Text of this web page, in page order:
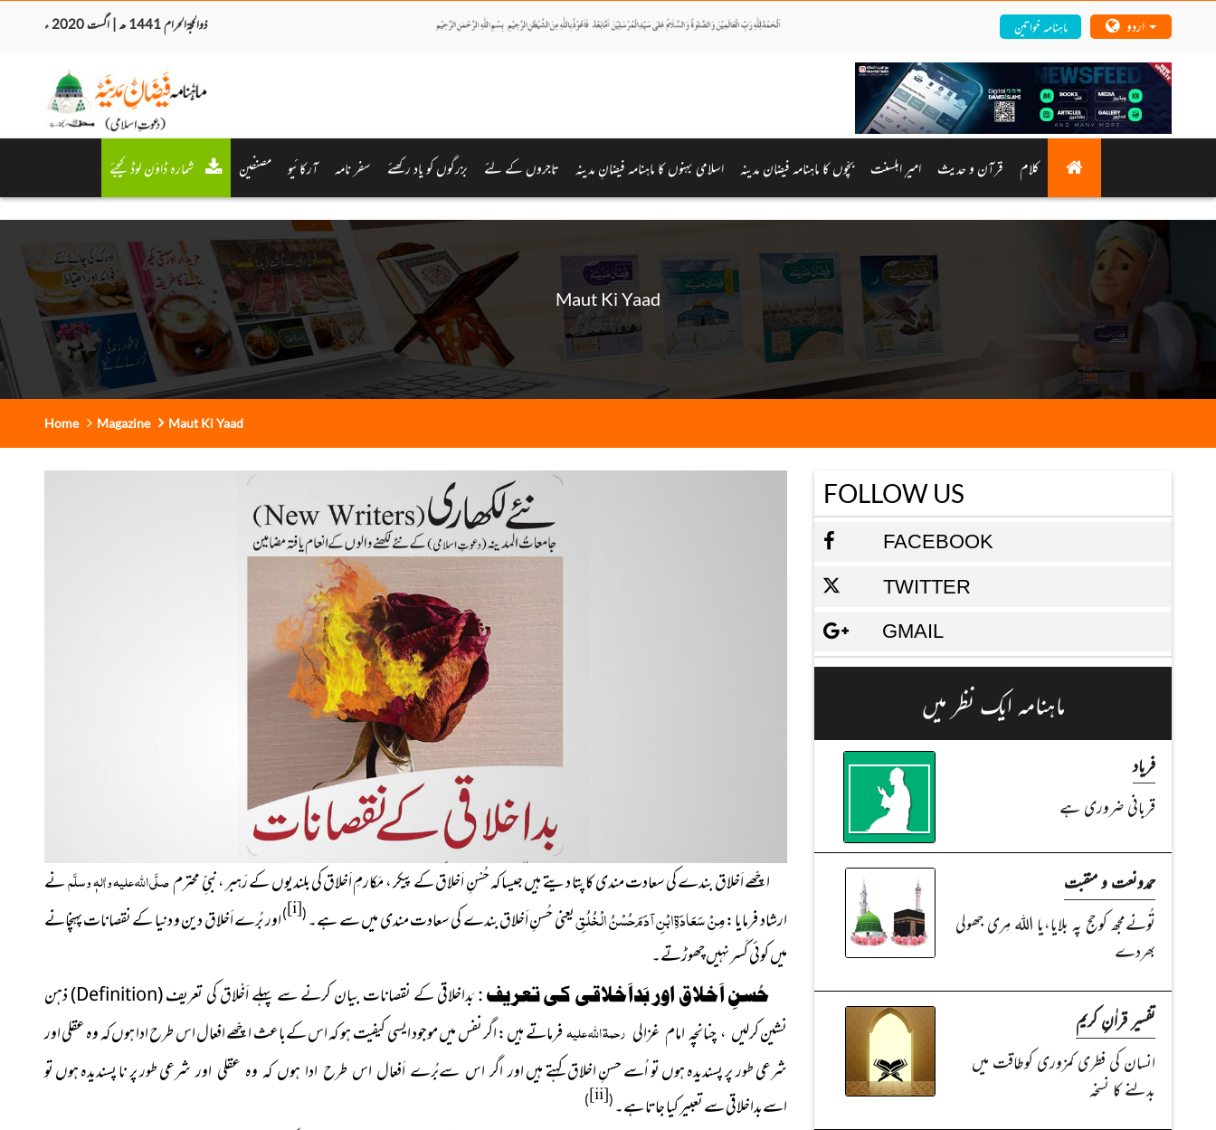
ذوالحجۃالحرام 1441 ھ | اگست 2020 ء ماہنامہ خواتین
کلام قرآن و حدیث امیرِ اہلسنت بچّوں کا ماہنامہ فیضان مدینہ اسلامی بہنوں کا ماہنامہ فیضانِ مدینہ تاجروں کے لئے بزرگوں کو یاد رکھئے سفر نامہ آرکائیو مصنفین شمارہ ڈاؤن لوڈ کیجئے
Maut Ki Yaad
Home Magazine Maut Ki Yaad
اچّھے اَخلاق بندے کی سعادت مندی کا پتا دیتے ہیں جیسا کہ حُسْنِ اَخلاق کے پیکر ، مَکارمِ اَخلاق کی بلندیوں کے رَہبر ، نبیِّ محترمصلَّی اللہ علیہ واٰلہٖ وسلَّمنے
ارشاد فرمایا :مِنْ سَعَادَۃابْنِ آدَمَ حُسْنُ الْخُلُقِیعنی حُسنِ اَخلاق بندے کی سعادت مندی میں سے ہے۔ (
[i]
)اور بُرے اَخلاق دین و دنیا کے نقصانات پہنچانے
میں کوئی کَسر نہیں چھوڑتے۔
حُسنِ اَخلاق اور بَداَخلاقی کی تعریف :بَداخلاقی کے نقصانات بیان کرنے سے پہلے اَخْلاق کی تعریف(
Definition
)ذہن
نشینکرلیں ، چنانچہ امام غزالی رحمۃ اللہ علیہفرماتے ہیں : اگر نفس میں موجودایسی کیفیت ہو کہ اس کےباعث اچّھے افعال اس طرح ادا ہوں کہ وہ عقلی اور
شرعی طور پر پسندیدہ ہوں تو اُسے حسنِ اخلاق کہتے ہیںاور اگر اس سےبُرے اَفعال اس طرح ادا ہوں کہ وہ عقلی اور شرعیطور پر نا پسندیدہ ہوں تو
اسےبداخلاقی سے تعبیر کیا جاتا ہے۔ (
[ii]
)
FOLLOW US
FACEBOOK
TWITTER
GMAIL
ماہنامہ ایک نظر میں
فریاد
قربانی ضروری ہے
حمدونعت و منقبت
تُونےمجھ کوحج پہ بلایا،یا اللہ مِری جھولی
بھردے
تفسیر قراٰنِ کریم
انسان کی فطری کمزوری کوطاقت میں
بدلنے کا نسخہ